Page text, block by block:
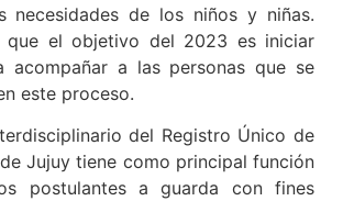
necesidades de los niños y niñas.
que el objetivo del 2023 es iniciar
acompañar a las personas que se
este proceso.
del Registro Único de
Jujuy tiene como principal función
postulantes a guarda con fines